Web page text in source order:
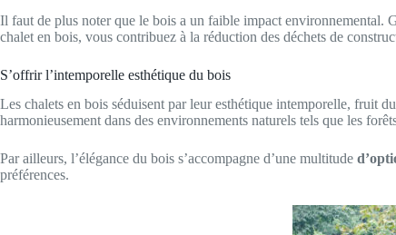
Il faut de plus noter que le bois a un faible impact environnemental.
chalet en bois, vous contribuez à la réduction des déchets de
S’offrir l’intemporelle esthétique du bois
Les chalets en bois séduisent par leur esthétique intemporelle, fruit du
harmonieusement dans des environnements naturels tels que les
Par ailleurs, l’élégance du bois s’accompagne d’une multitude
préférences.